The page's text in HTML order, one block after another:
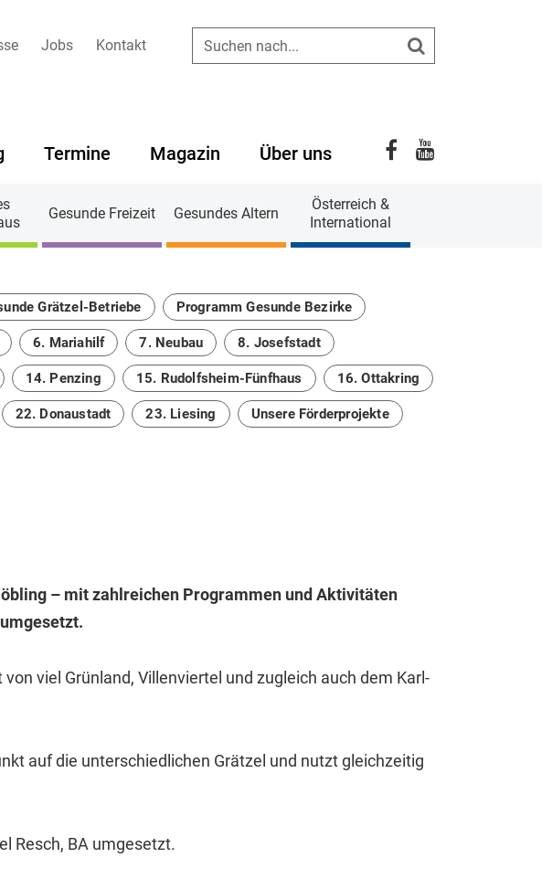
Jobs Kontakt
Suchen
Termine Magazin Über uns Facebook
YouTube
Gesunde Freizeit Gesundes Altern
Österreich &
International
Grätzel-Betriebe Programm Gesunde Bezirke
6. Mariahilf 7. Neubau 8. Josefstadt
14. Penzing 15. Rudolfsheim-Fünfhaus 16. Ottakring
22. Donaustadt 23. Liesing Unsere Förderprojekte
– mit zahlreichen Programmen und Aktivitäten
viel Grünland, Villenviertel und zugleich auch dem Karl-
auf die unterschiedlichen Grätzel und nutzt gleichzeitig
Resch, BA umgesetzt.